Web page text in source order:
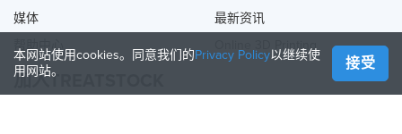
媒体
帮助中心
最新资讯
Online 3D Printing
加入TREATSTOCK
本网站使用cookies。同意我们的Privacy Policy以继续使
用网站。
接受